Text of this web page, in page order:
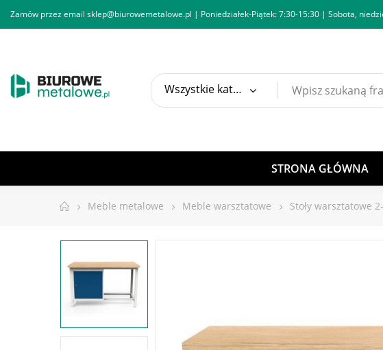
Zamów przez email sklep@biurowemetalowe.pl | Poniedziałek-Piątek: 7:30-15:30 | Sobota,
Wszystkie kategorie
STRONA GŁÓWNA
Meble metalowe Meble warsztatowe Stoły warsztatowe